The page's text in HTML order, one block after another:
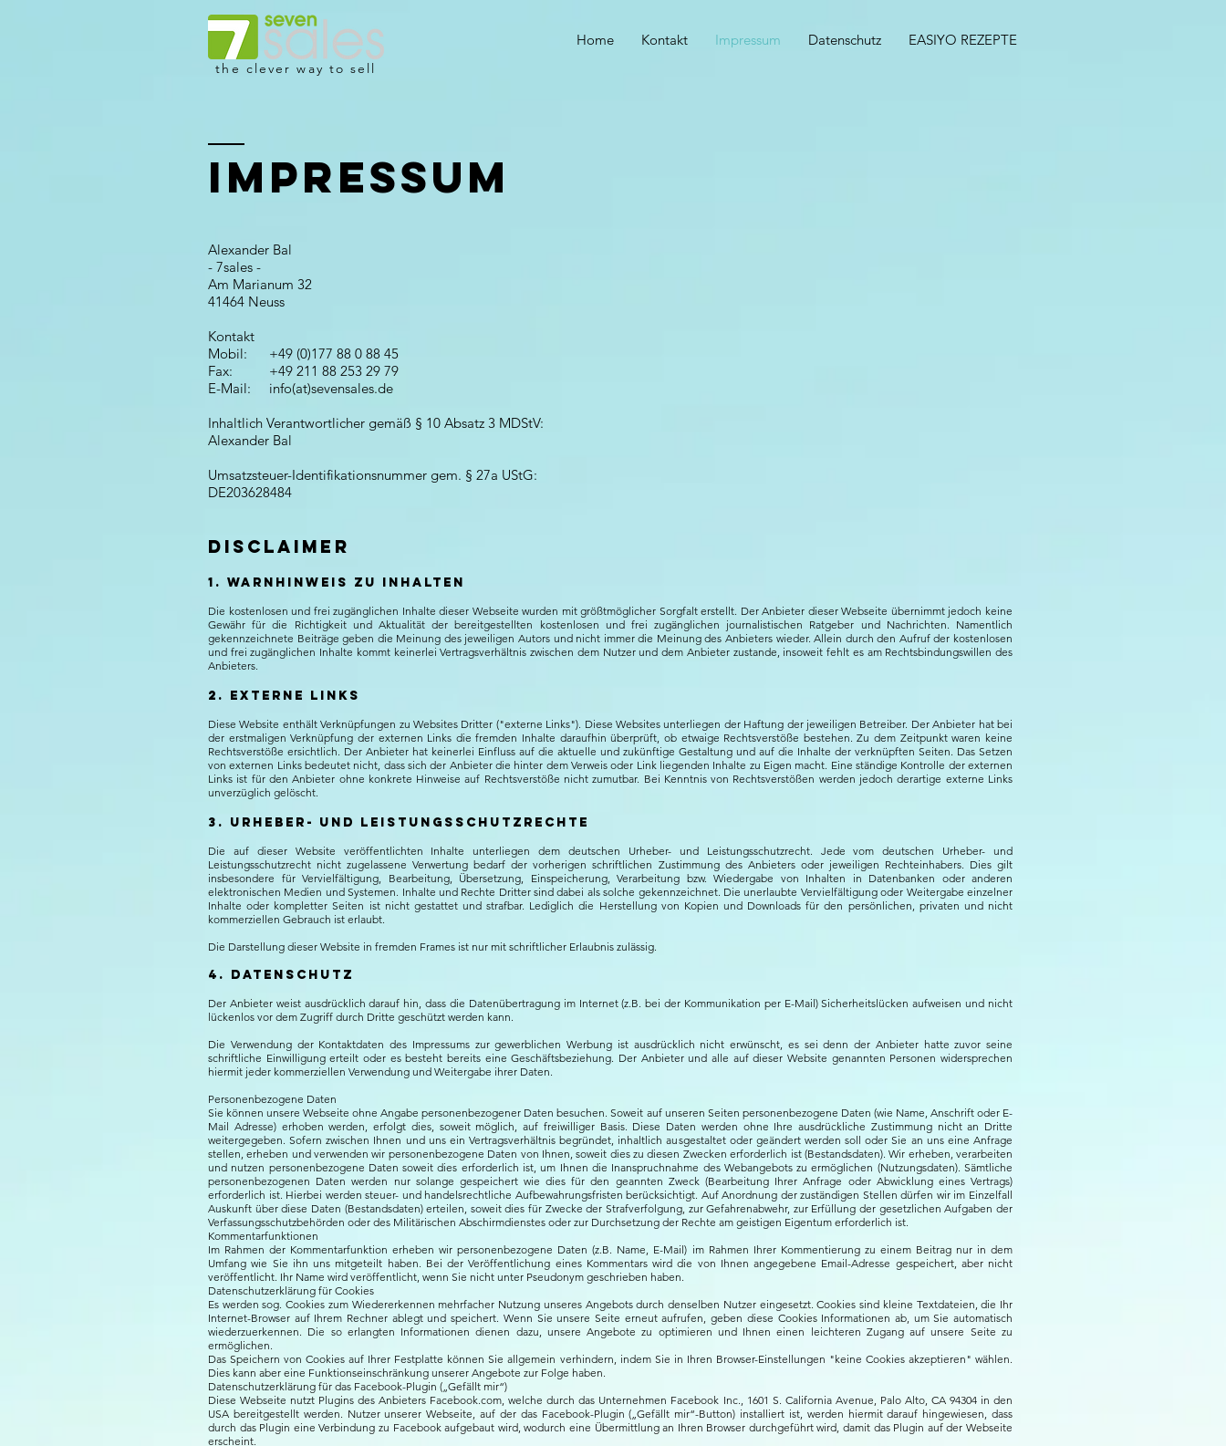
the clever way to sell
Home Kontakt Impressum Datenschutz EASIYO REZEPTE
Impressum
Alexander Bal
- 7sales -
Am Marianum 32
41464 Neuss
Kontakt
Mobil: +49 (0)177 88 0 88 45
Fax: +49 211 88 253 29 79
E-Mail: info(at)sevensales.de
Inhaltlich Verantwortlicher gemäß § 10 Absatz 3 MDStV:
Alexander Bal
Umsatzsteuer-Identifikationsnummer gem. § 27a UStG:
DE203628484
Disclaimer
1. Warnhinweis zu Inhalten
Die kostenlosen und frei zugänglichen Inhalte dieser Webseite wurden mit größtmöglicher Sorgfalt erstellt. Der Anbieter dieser Webseite übernimmt jedoch keine
Gewähr für die Richtigkeit und Aktualität der bereitgestellten kostenlosen und frei zugänglichen journalistischen Ratgeber und Nachrichten. Namentlich
gekennzeichnete Beiträge geben die Meinung des jeweiligen Autors und nicht immer die Meinung des Anbieters wieder. Allein durch den Aufruf der kostenlosen
und frei zugänglichen Inhalte kommt keinerlei Vertragsverhältnis zwischen dem Nutzer und dem Anbieter zustande, insoweit fehlt es am Rechtsbindungswillen des
Anbieters.
2. Externe Links
Diese Website enthält Verknüpfungen zu Websites Dritter ("externe Links"). Diese Websites unterliegen der Haftung der jeweiligen Betreiber. Der Anbieter hat bei
der erstmaligen Verknüpfung der externen Links die fremden Inhalte daraufhin überprüft, ob etwaige Rechtsverstöße bestehen. Zu dem Zeitpunkt waren keine
Rechtsverstöße ersichtlich. Der Anbieter hat keinerlei Einfluss auf die aktuelle und zukünftige Gestaltung und auf die Inhalte der verknüpften Seiten. Das Setzen
von externen Links bedeutet nicht, dass sich der Anbieter die hinter dem Verweis oder Link liegenden Inhalte zu Eigen macht. Eine ständige Kontrolle der externen
Links ist für den Anbieter ohne konkrete Hinweise auf Rechtsverstöße nicht zumutbar. Bei Kenntnis von Rechtsverstößen werden jedoch derartige externe Links
unverzüglich gelöscht.
3. Urheber- und Leistungsschutzrechte
Die auf dieser Website veröffentlichten Inhalte unterliegen dem deutschen Urheber- und Leistungsschutzrecht. Jede vom deutschen Urheber- und
Leistungsschutzrecht nicht zugelassene Verwertung bedarf der vorherigen schriftlichen Zustimmung des Anbieters oder jeweiligen Rechteinhabers. Dies gilt
insbesondere für Vervielfältigung, Bearbeitung, Übersetzung, Einspeicherung, Verarbeitung bzw. Wiedergabe von Inhalten in Datenbanken oder anderen
elektronischen Medien und Systemen. Inhalte und Rechte Dritter sind dabei als solche gekennzeichnet. Die unerlaubte Vervielfältigung oder Weitergabe einzelner
Inhalte oder kompletter Seiten ist nicht gestattet und strafbar. Lediglich die Herstellung von Kopien und Downloads für den persönlichen, privaten und nicht
kommerziellen Gebrauch ist erlaubt.
Die Darstellung dieser Website in fremden Frames ist nur mit schriftlicher Erlaubnis zulässig.
4. Datenschutz
Der Anbieter weist ausdrücklich darauf hin, dass die Datenübertragung im Internet (z.B. bei der Kommunikation per E-Mail) Sicherheitslücken aufweisen und nicht
lückenlos vor dem Zugriff durch Dritte geschützt werden kann.
Die Verwendung der Kontaktdaten des Impressums zur gewerblichen Werbung ist ausdrücklich nicht erwünscht, es sei denn der Anbieter hatte zuvor seine
schriftliche Einwilligung erteilt oder es besteht bereits eine Geschäftsbeziehung. Der Anbieter und alle auf dieser Website genannten Personen widersprechen
hiermit jeder kommerziellen Verwendung und Weitergabe ihrer Daten.
Personenbezogene Daten
Sie können unsere Webseite ohne Angabe personenbezogener Daten besuchen. Soweit auf unseren Seiten personenbezogene Daten (wie Name, Anschrift oder E-
Mail Adresse) erhoben werden, erfolgt dies, soweit möglich, auf freiwilliger Basis. Diese Daten werden ohne Ihre ausdrückliche Zustimmung nicht an Dritte
weitergegeben. Sofern zwischen Ihnen und uns ein Vertragsverhältnis begründet, inhaltlich ausgestaltet oder geändert werden soll oder Sie an uns eine Anfrage
stellen, erheben und verwenden wir personenbezogene Daten von Ihnen, soweit dies zu diesen Zwecken erforderlich ist (Bestandsdaten). Wir erheben, verarbeiten
und nutzen personenbezogene Daten soweit dies erforderlich ist, um Ihnen die Inanspruchnahme des Webangebots zu ermöglichen (Nutzungsdaten). Sämtliche
personenbezogenen Daten werden nur solange gespeichert wie dies für den geannten Zweck (Bearbeitung Ihrer Anfrage oder Abwicklung eines Vertrags)
erforderlich ist. Hierbei werden steuer- und handelsrechtliche Aufbewahrungsfristen berücksichtigt. Auf Anordnung der zuständigen Stellen dürfen wir im Einzelfall
Auskunft über diese Daten (Bestandsdaten) erteilen, soweit dies für Zwecke der Strafverfolgung, zur Gefahrenabwehr, zur Erfüllung der gesetzlichen Aufgaben der
Verfassungsschutzbehörden oder des Militärischen Abschirmdienstes oder zur Durchsetzung der Rechte am geistigen Eigentum erforderlich ist.
Kommentarfunktionen
Im Rahmen der Kommentarfunktion erheben wir personenbezogene Daten (z.B. Name, E-Mail) im Rahmen Ihrer Kommentierung zu einem Beitrag nur in dem
Umfang wie Sie ihn uns mitgeteilt haben. Bei der Veröffentlichung eines Kommentars wird die von Ihnen angegebene Email-Adresse gespeichert, aber nicht
veröffentlicht. Ihr Name wird veröffentlicht, wenn Sie nicht unter Pseudonym geschrieben haben.
Datenschutzerklärung für Cookies
Es werden sog. Cookies zum Wiedererkennen mehrfacher Nutzung unseres Angebots durch denselben Nutzer eingesetzt. Cookies sind kleine Textdateien, die Ihr
Internet-Browser auf Ihrem Rechner ablegt und speichert. Wenn Sie unsere Seite erneut aufrufen, geben diese Cookies Informationen ab, um Sie automatisch
wiederzuerkennen. Die so erlangten Informationen dienen dazu, unsere Angebote zu optimieren und Ihnen einen leichteren Zugang auf unsere Seite zu
ermöglichen.
Das Speichern von Cookies auf Ihrer Festplatte können Sie allgemein verhindern, indem Sie in Ihren Browser-Einstellungen "keine Cookies akzeptieren" wählen.
Dies kann aber eine Funktionseinschränkung unserer Angebote zur Folge haben.
Datenschutzerklärung für das Facebook-Plugin („Gefällt mir“)
Diese Webseite nutzt Plugins des Anbieters Facebook.com, welche durch das Unternehmen Facebook Inc., 1601 S. California Avenue, Palo Alto, CA 94304 in den
USA bereitgestellt werden. Nutzer unserer Webseite, auf der das Facebook-Plugin („Gefällt mir“-Button) installiert ist, werden hiermit darauf hingewiesen, dass
durch das Plugin eine Verbindung zu Facebook aufgebaut wird, wodurch eine Übermittlung an Ihren Browser durchgeführt wird, damit das Plugin auf der Webseite
erscheint.